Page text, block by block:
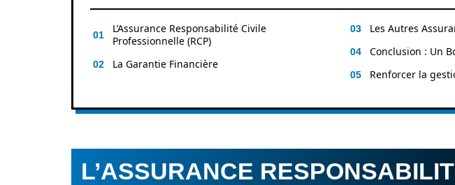
L’Assurance Responsabilité Civile
Professionnelle (RCP)
La Garantie Financière
Les Autres
Conclusion : Un
Renforcer la
L’ASSURANCE